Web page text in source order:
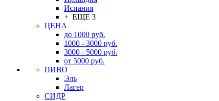
Испания
+ ЕЩЕ 3
ЦЕНА
до 1000 руб.
1000 - 3000 руб.
3000 - 5000 руб.
от 5000 руб.
ПИВО
Эль
Лагер
СИДР